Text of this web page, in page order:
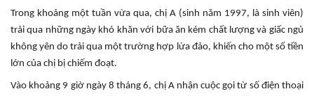
Trong khoảng một tuần vừa qua, chị A (sinh năm 1997, là sinh viên)
trải qua những ngày khó khăn với bữa ăn kém chất lượng và giấc ngủ
không yên do trải qua một trường hợp lừa đảo, khiến cho một số tiền
lớn của chị bị chiếm đoạt.
Vào khoảng 9 giờ ngày 8 tháng 6, chị A nhận cuộc gọi từ số điện thoại